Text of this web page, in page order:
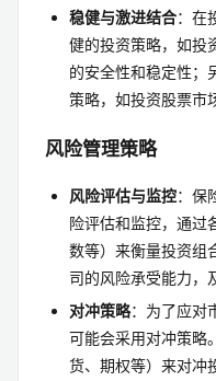
稳健与激进结合：在
健的投资策略，如投
的安全性和稳定性；
策略，如投资股票市
风险管理策略
风险评估与监控：保
险评估和监控，通过
数等）来衡量投资组
司的风险承受能力，
对冲策略：为了应对
可能会采用对冲策略
货、期权等）来对冲